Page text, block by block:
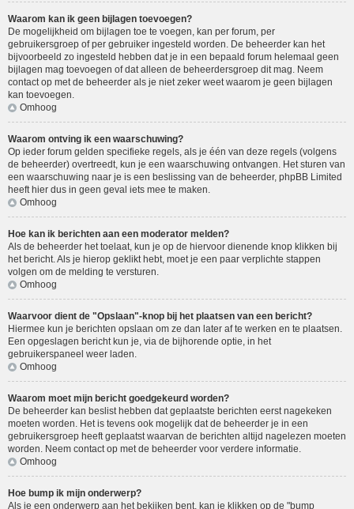
Waarom kan ik geen bijlagen toevoegen?
De mogelijkheid om bijlagen toe te voegen, kan per forum, per
gebruikersgroep of per gebruiker ingesteld worden. De beheerder kan het
bijvoorbeeld zo ingesteld hebben dat je in een bepaald forum helemaal geen
bijlagen mag toevoegen of dat alleen de beheerdersgroep dit mag. Neem
contact op met de beheerder als je niet zeker weet waarom je geen bijlagen
kan toevoegen.
Omhoog
Waarom ontving ik een waarschuwing?
Op ieder forum gelden specifieke regels, als je één van deze regels (volgens
de beheerder) overtreedt, kun je een waarschuwing ontvangen. Het sturen van
een waarschuwing naar je is een beslissing van de beheerder, phpBB Limited
heeft hier dus in geen geval iets mee te maken.
Omhoog
Hoe kan ik berichten aan een moderator melden?
Als de beheerder het toelaat, kun je op de hiervoor dienende knop klikken bij
het bericht. Als je hierop geklikt hebt, moet je een paar verplichte stappen
volgen om de melding te versturen.
Omhoog
Waarvoor dient de "Opslaan"-knop bij het plaatsen van een bericht?
Hiermee kun je berichten opslaan om ze dan later af te werken en te plaatsen.
Een opgeslagen bericht kun je, via de bijhorende optie, in het
gebruikerspaneel weer laden.
Omhoog
Waarom moet mijn bericht goedgekeurd worden?
De beheerder kan beslist hebben dat geplaatste berichten eerst nagekeken
moeten worden. Het is tevens ook mogelijk dat de beheerder je in een
gebruikersgroep heeft geplaatst waarvan de berichten altijd nagelezen moeten
worden. Neem contact op met de beheerder voor verdere informatie.
Omhoog
Hoe bump ik mijn onderwerp?
Als je een onderwerp aan het bekijken bent, kan je klikken op de "bump